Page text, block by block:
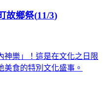
故鄉祭(11/3)
神樂」！這是在文化之日限
美食的特別文化盛事。